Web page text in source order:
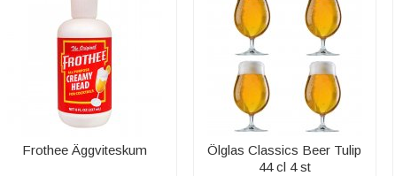
Frothee Äggviteskum
Ölglas Classics Beer Tulip
44 cl 4 st